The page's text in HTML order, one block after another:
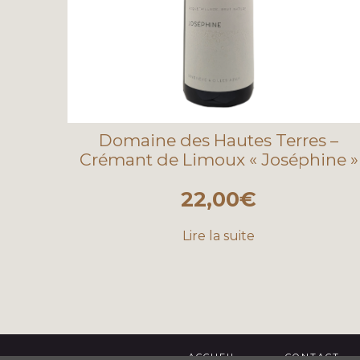
Domaine des Hautes Terres –
Crémant de Limoux « Joséphine »
22,00€
Lire la suite
ACCUEIL CONTACT